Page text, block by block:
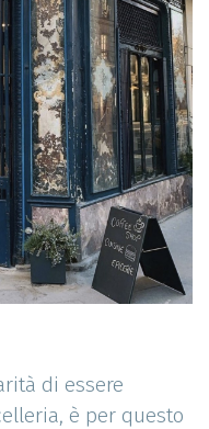
di essere
è per questo